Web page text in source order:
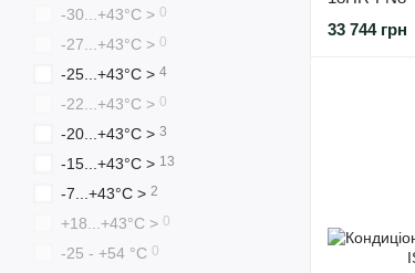
33 744 грн
-30...+43°С > 0
-27...+43°С > 0
-25...+43°С > 4
-22...+43°С > 0
-20...+43°С > 3
-15...+43°С > 13
-7...+43°С > 2
+18...+43°С > 0
-25 - +54 °С 0